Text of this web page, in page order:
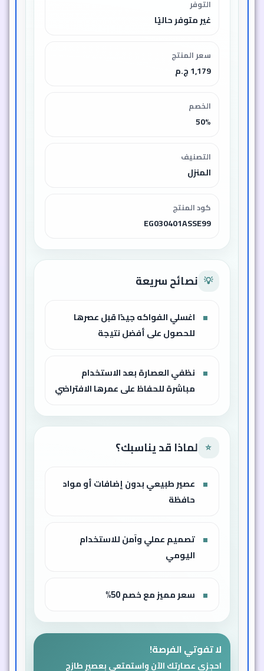
التوفر
غير متوفر حاليًا
سعر المنتج
1,179 ج.م
الخصم
50%
التصنيف
المنزل
كود المنتج
EG030401ASSE99
💡 نصائح سريعة
اغسلي الفواكه جيدًا قبل عصرها
للحصول على أفضل نتيجة
نظفي العصارة بعد الاستخدام
مباشرة للحفاظ على عمرها الافتراضي
⭐ لماذا قد يناسبك؟
عصير طبيعي بدون إضافات أو مواد
حافظة
تصميم عملي وآمن للاستخدام
اليومي
سعر مميز مع خصم 50%
لا تفوتي الفرصة!
احجزي عصارتك الآن واستمتعي بعصير طازج